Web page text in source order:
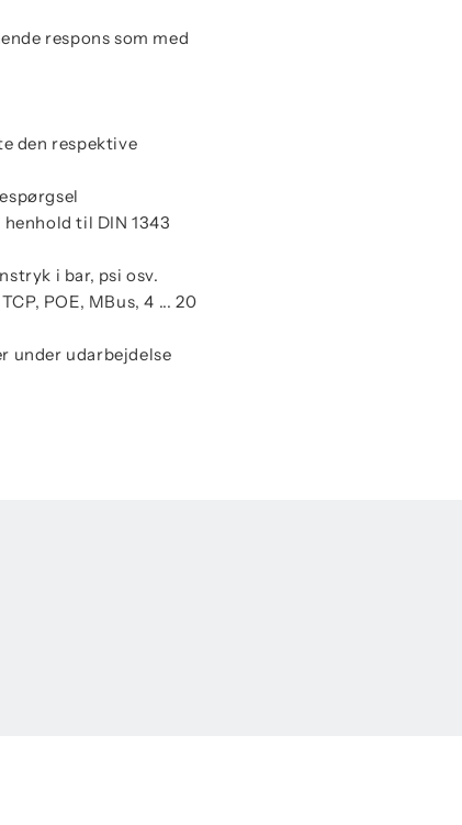
respons som med
den respektive
til DIN 1343
i bar, psi osv.
POE, MBus, 4 ... 20
under udarbejdelse